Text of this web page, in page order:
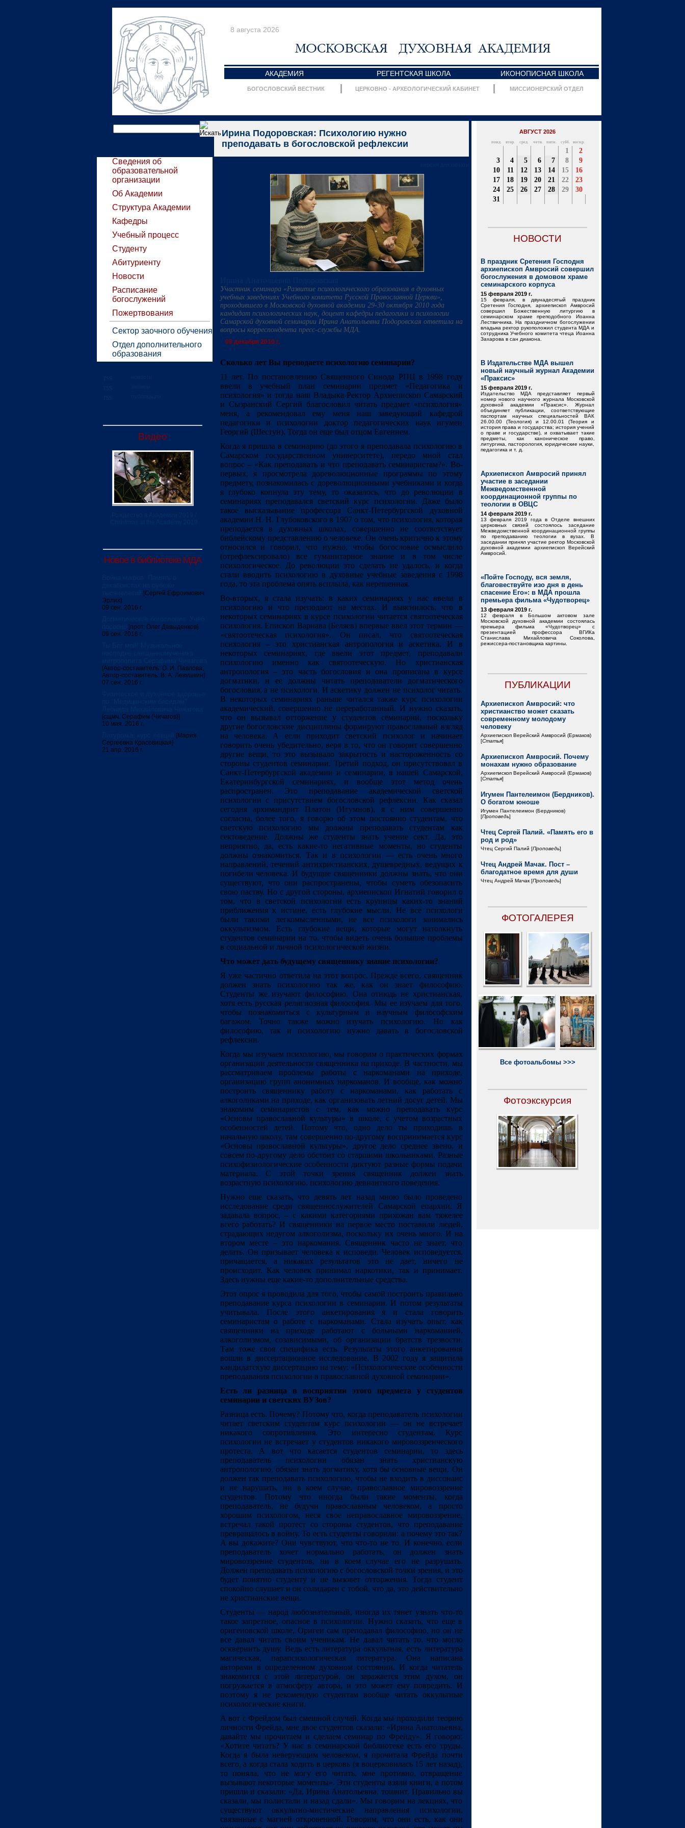
8 августа 2026
АКАДЕМИЯ РЕГЕНТСКАЯ ШКОЛА ИКОНОПИСНАЯ ШКОЛА
БОГОСЛОВСКИЙ ВЕСТНИК ЦЕРКОВНО - АРХЕОЛОГИЧЕСКИЙ КАБИНЕТ МИССИОНЕРСКИЙ ОТДЕЛ
Сведения об
образовательной
организации
Об Академии
Структура Академии
Кафедры
Учебный процесс
Студенту
Абитуриенту
Новости
Расписание
богослужений
Пожертвования
Сектор заочного обучения
Отдел дополнительного
образования
Видео
Новое в библиотеке МДА
[Сергей Ефроимович
Эрлих]
09 сен. 2016 г.
[прот. Олег Давыденков]
09 сен. 2016 г.
[Автор-составитель: О. И. Павлова;
Автор-составитель: В. А. Левушкин]
07 сен. 2016 г.
[сщмч. Серафим (Чичагов)]
10 мая. 2016 г.
[Мария
Сергеевна Красовицкая]
21 апр. 2016 г.
Ирина Подоровская: Психологию нужно
преподавать в богословской рефлексии
Участник семинара «Развитие психологического образования в духовных
учебных заведениях Учебного комитета Русской Православной Церкви»,
проходившего в Московской духовной академии 29-30 октября 2010 года
кандидат психологических наук, доцент кафедры педагогики и психологии
Самарской духовной семинарии Ирина Анатольевна Подоровская ответила на
вопросы корреспондента пресс-службы МДА.
08 декабря 2010 г.
Сколько лет Вы преподаете психологию семинарии?
11 лет. По постановлению Священного Синода РПЦ в 1998 году
ввели в учебный план семинарии предмет «Педагогика и
психология» и тогда наш Владыка-Ректор Архиепископ Самарский
и Сызранский Сергий благословил читать предмет «психология»
меня, а рекомендовал ему меня наш заведующий кафедрой
педагогики и психологии доктор педагогических наук игумен
Георгий (Шестун). Тогда он еще был отцом Евгением.
Когда я пришла в семинарию (до этого я преподавала психологию в
Самарском государственном университете), передо мной стал
вопрос – «Как преподавать и что преподавать семинаристам?». Во-
первых, я просмотрела дореволюционные программы по этому
предмету, познакомилась с дореволюционными учебниками и когда
я глубоко копнула эту тему, то оказалось, что до революции в
семинариях преподавался светский курс психологии. Даже было
такое высказывание профессора Санкт-Петербургской духовной
академии Н. Н. Глубоковского в 1907 о том, что психология, которая
преподается в духовных школах, совершенно не соответствует
библейскому представлению о человеке. Он очень критично к этому
относился и говорил, что нужно, чтобы богословие осмыслило
(отрефлексировало) все гуманитарное знание и в том числе
психологическое. До революции это сделать не удалось, и когда
стали вводить психологию в духовные учебные заведения с 1998
года, то эта проблема опять всплыла, как нерешенная.
Во-вторых, я стала изучать: в каких семинариях у нас ввели в
психологию и что преподают на местах. И выяснилось, что в
некоторых семинариях в курсе психологии читается святоотеческая
психология. Епископ Варнава (Беляев) впервые ввел этот термин —
«святоотеческая психология». Он писал, что святоотеческая
психология – это христианская антропология и аскетика. И в
некоторых семинариях, где ввели этот предмет, преподавали
психологию именно как святоотеческую. Но христианская
антропология – это часть богословия и она прописана в курсе
догматики, и ее должны читать преподаватели догматического
богословия, а не психологи. И аскетику должен не психолог читать.
В некоторых семинариях раньше читался также курс психологии
академический, совершенно не переработанный. И нужно сказать,
что он вызывал отторжение у студентов семинарии, поскольку
другие богословские дисциплины формируют православный взгляд
на человека. А если приходит светский психолог и начинает
говорить очень убедительно, веря в то, что он говорит совершенно
другие вещи, то это вызывало закрытость и настороженность со
стороны студентов семинарии. Третий подход, он присутствовал в
Санкт-Петербургской академии и семинарии, в нашей Самарской,
Екатеринбургской семинариях, и вообще этот метод очень
распространен. Это преподавание академической светской
психологии с присутствием богословской рефлексии. Как сказал
сегодня архимандрит Платон (Игумнов), я с ним совершенно
согласна, более того, я говорю об этом постоянно студентам, что
светскую психологию мы должны преподавать студентам как
сектоведение. Должны же студенты знать учение сект. Да, это
неприятно, да, есть какие-то негативные моменты, но студенты
должны ознакомиться. Так и в психологии — есть очень много
направлений, течений антихристианских, душевредных, ведущих к
погибели человека. И будущие священники должны знать, что они
существуют, что они распространены, чтобы суметь обезопасить
свою паству. Но с другой стороны, архиепископ Игнатий говорил о
том, что в светской психологии есть крупицы каких-то знаний
приближения к истине, есть глубокие мысли. Не все психологи
были такими легкомысленными, не все психологи занимались
оккультизмом. Есть глубокие вещи, которые могут натолкнуть
студентов семинарии на то, чтобы видеть очень большие проблемы
в социальной и личной психологической жизни.
Что может дать будущему священнику знание психологии?
Я уже частично ответила на этот вопрос. Прежде всего, священник
должен знать психологию так же, как он знает философию.
Студенты же изучают философию. Она отнюдь не христианская,
хотя есть русская религиозная философия. Мы ее изучаем для того,
чтобы познакомиться с культурным и научным философским
багажом. Точно также можно изучать психологию. Но как
философию, так и психологию нужно давать в богословской
рефлексии.
Когда мы изучаем психологию, мы говорим о практических формах
организации деятельности священника на приходе. В частности, мы
рассматриваем проблемы работы с наркоманами на приходе,
организацию групп анонимных наркоманов. И вообще, как можно
построить священнику работу с наркоманами, как работать с
алкоголиками на приходе, как организовать летний досуг детей. Мы
знакомим семинаристов с тем, как можно преподавать курс
«Основы православной культуры» в школе, с учетом возрастных
особенностей детей. Потому что, одно дело ты приходишь в
начальную школу, там совершенно по-другому воспринимается курс
«Основы православной культуры», другое дело среднее звено, и
совсем по-другому дело обстоит со старшими школьниками. Разные
психофизиологические особенности диктуют разные формы подачи
материала. С этой точки зрения священник должен знать
возрастную психологию, психологию девиантного поведения.
Нужно еще сказать, что девять лет назад мною было проведено
исследование среди священнослужителей Самарской епархии. Я
задавала вопрос, – с какими категориями прихожан вам тяжелее
всего работать? И священники на первое место поставили людей,
страдающих недугом алкоголизма, поскольку их очень много. И на
втором месте – это наркомания. Священник часто не знает, что
делать. Он призывает человека к исповеди. Человек исповедуется,
причащается, а никаких результатов это не дает, ничего не
происходит. Как человек принимал наркотики, так и принимает.
Здесь нужны еще какие-то дополнительные средства.
Этот опрос я проводила для того, чтобы самой построить правильно
преподавание курса психологии в семинарии. И потом результаты
учитывала. После этого анкетирования я и стала говорить
семинаристам о работе с наркоманами. Стала изучать опыт, как
священники на приходе работают с больными наркоманией,
алкоголизмом, созависимыми, об организации братств трезвости.
Там тоже своя специфика есть. Результаты этого анкетирования
вошли в диссертационное исследование. В 2002 году я защитила
кандидатскую диссертацию на тему: «Психологические особенности
преподавания психологии в православной духовной семинарии».
Есть ли разница в восприятии этого предмета у студентов
семинарии и светских ВУЗов?
Разница есть. Почему? Потому что, когда преподаватель психологии
читает светским студентам курс психологии — он не встречает
никакого сопротивления. Это интересно студентам. Курс
психологии не встречает у студентов никакого мировоззренческого
протеста. А вот что касается студентов семинарии, то здесь
преподаватель психологии обязан знать христианскую
антропологию, обязан знать догматику, хотя бы основные вещи. Он
должен так преподавать психологию, чтобы не входить в диссонанс
и не нарушать, ни в коем случае, православное мировоззрение
студентов. Потому что иногда были такие моменты, когда
преподаватель, не будучи православным человеком, а просто
хорошим психологом, неся свое неправославное мировоззрение,
встречал такой протест со стороны студентов, что преподавание
превращалось в войну. То есть студенты говорили: а почему это так?
А вы докажите? Они чувствуют, что что-то не то. И конечно, если
преподаватель хочет нормально работать, он должен знать
мировоззрение студентов, ни в коем случае его не разрушать.
Должен преподавать психологию с богословской точки зрения, и это
будет понятно студенту и не вызовет отторжения. Тогда студент
спокойно слушает и он солидарен с тобой, что да, это действительно
не христианские вещи.
Студенты — народ любознательный, иногда их тянет узнать что-то
такое запретное, опасное в психологии. Нужно сказать, что еще в
оригеновской школе, Ориген сам преподавал философию, но он не
все давал читать своим ученикам. Не давал читать то, что могло
осквернить душу. Ведь есть литература оккультная, есть литература
магическая, парапсихологическая литература. Она написана
авторами в определенном духовном состоянии. И когда читатель
знакомится с этой литературой, он заражается этим духом, он
погружается в атмосферу автора, и это может ему повредить. И
поэтому я не рекомендую студентам вообще читать оккультные
психологические книги.
А вот с Фрейдом был смешной случай. Когда мы проходили теорию
личности Фрейда, мне двое студентов сказали: «Ирина Анатольевна,
давайте мы прочитаем и сделаем семинар по Фрейду». Я говорю:
«Хотите читать? У нас в семинарской библиотеке есть его труды.
Когда я была неверующим человеком, я прочитала Фрейда почти
всего, а когда стала ходить в церковь (я воцерковилась 15 лет назад),
то поняла, что не могу его читать, мне противно, отвращение
вызывают некоторые моменты». Эти студенты взяли книги, а потом
пришли и сказали: «Да, Ирина Анатольевна, тошнит. Правильно вы
сказали, мы полистали и назад сдали». Мы говорим на лекциях, что
существуют оккультно-мистические направления психологии,
связанные с магией откровенной. Говорим, что они есть, как они
АВГУСТ 2026
понд. втор. сред. четв. пятн. субб. воскр.
1
2
3
4 5 6 7 8
9
10
11 12 13 14 15
16
17
18 19 20 21 22
23
24
25 26 27 28 29
30
31
НОВОСТИ
В праздник Сретения Господня
архиепископ Амвросий совершил
богослужения в домовом храме
семинарского корпуса
15 февраля 2019 г.
15 февраля, в двунадесятый праздник
Сретения Господня, архиепископ Амвросий
совершил Божественную литургию в
семинарском храме преподобного Иоанна
Лествичника. На праздничном богослужении
владыка ректор рукоположил студента МДА и
сотрудника Учебного комитета чтеца Иоанна
Захарова в сан диакона.
В Издательстве МДА вышел
новый научный журнал Академии
«Праксис»
15 февраля 2019 г.
Издательство МДА представляет первый
номер нового научного журнала Московской
духовной академии «Праксис». Журнал
объединяет публикации, соответствующие
паспортам научных специальностей ВАК
26.00.00 (Теология) и 12.00.01 (Теория и
история права и государства; история учений
о праве и государстве), и охватывает такие
предметы, как каноническое право,
литургика, пасторология, юридические науки,
педагогика и т. д.
Архиепископ Амвросий принял
участие в заседании
Межведомственной
координационной группы по
теологии в ОВЦС
14 февраля 2019 г.
13 февраля 2019 года в Отделе внешних
церковных связей состоялось заседание
Межведомственной координационной группы
по преподаванию теологии в вузах. В
заседании принял участие ректор Московской
духовной академии архиепископ Верейский
Амвросий.
«Пойте Господу, вся земля,
благовествуйте изо дня в день
спасение Его»: в МДА прошла
премьера фильма «Чудотворец»
13 февраля 2019 г.
12 февраля в Большом актовом зале
Московской духовной академии состоялась
премьера фильма «Чудотворец» с
презентацией профессора ВГИКа
Станислава Михайловича Соколова,
режиссера-постановщика картины.
ПУБЛИКАЦИИ
Архиепископ Амвросий: что
христианство может сказать
современному молодому
человеку
Архиепископ Верейский Амвросий (Ермаков)
[Статья]
Архиепископ Амвросий. Почему
монахам нужно образование
Архиепископ Верейский Амвросий (Ермаков)
[Статья]
Игумен Пантелеимон (Бердников).
О богатом юноше
Игумен Пантелеимон (Бердников)
[Проповедь]
Чтец Сергей Палий. «Память его в
род и род»
Чтец Сергий Палий [Проповедь]
Чтец Андрей Мачак. Пост –
благодатное время для души
Чтец Андрей Мачак [Проповедь]
ФОТОГАЛЕРЕЯ
Все фотоальбомы >>>
Фотоэкскурсия